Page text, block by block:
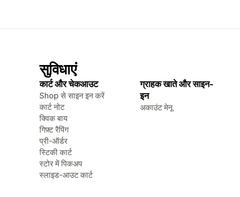
सुविधाएं
कार्ट और चेकआउट
Shop से साइन इन करें
कार्ट नोट
क्विक बाय
गिफ़्ट रैपिंग
प्री-ऑर्डर
स्टिकी कार्ट
स्टोर में पिकअप
स्लाइड-आउट कार्ट
ग्राहक खाते और साइन-
इन
अकाउंट मेनू